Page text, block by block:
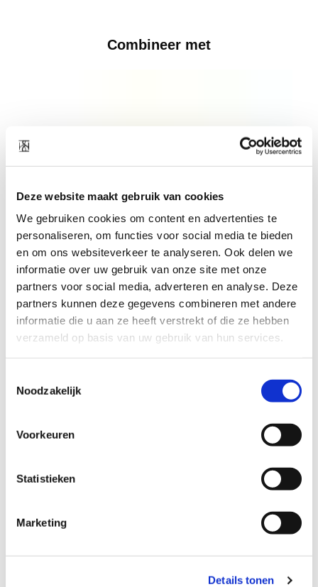
Deze website maakt gebruik van cookies
We gebruiken cookies om content en advertenties te
personaliseren, om functies voor social media te bieden
en om ons websiteverkeer te analyseren. Ook delen we
informatie over uw gebruik van onze site met onze
partners voor social media, adverteren en analyse. Deze
partners kunnen deze gegevens combineren met andere
informatie die u aan ze heeft verstrekt of die ze hebben
verzameld op basis van uw gebruik van hun services.
Noodzakelijk
Voorkeuren
Statistieken
Marketing
Details tonen
Combineer met
Better 2gether ring